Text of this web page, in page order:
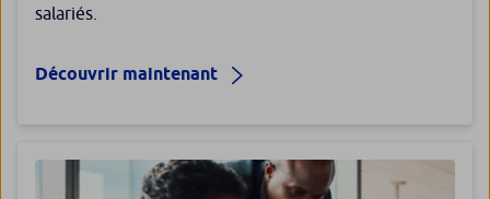
salariés.
Découvrir maintenant